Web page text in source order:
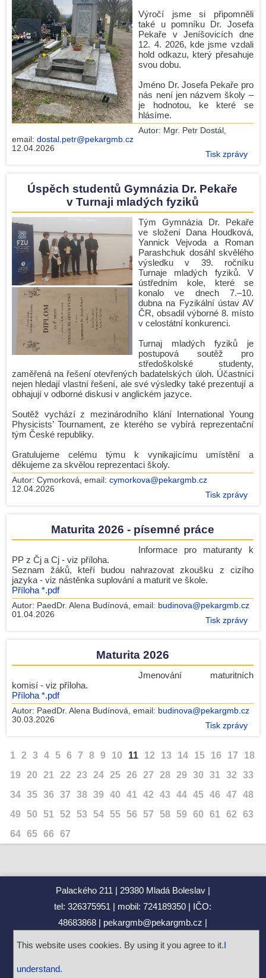
This website uses cookies. By using it you agree to it.I
understand.
Výročí jsme si připomněli
také u pomníku Dr. Josefa
Pekaře v Jeníšovicích dne
12. 4. 2026, kde jsme vzdali
hold odkazu, který přesahuje
svou dobu.
Jméno Dr. Josefa Pekaře pro
nás není jen názvem školy –
je hodnotou, ke které se
hlásíme.
Autor: Mgr. Petr Dostál ,
email: dostal.petr@pekargmb.cz
12.04.2026
Tisk zprávy
Úspěch studentů Gymnázia Dr. Pekaře
v Turnaji mladých fyziků
Tým Gymnázia Dr. Pekaře
ve složení Dana Houdková,
Yannick Vejvoda a Roman
Parashchuk dosáhl skvělého
výsledku v 39. ročníku
Turnaje mladých fyziků. V
ústředním kole, které se
konalo ve dnech 7.–10.
dubna na Fyzikální ústav AV
ČR, obsadil výborné 8. místo
v celostátní konkurenci.
Turnaj mladých fyziků je
postupová soutěž pro
středoškolské studenty,
zaměřená na řešení otevřených badatelských úloh. Účastníci
nejen hledají vlastní řešení, ale své výsledky také prezentují a
obhajují v odborné diskusi v anglickém jazyce.
Soutěž vychází z mezinárodního klání International Young
Physicists’ Tournament, ze kterého se vybírá reprezentační
tým České republiky.
Gratulujeme celému týmu k vynikajícímu umístění a
děkujeme za skvělou reprezentaci školy.
Autor: Cymorková, email: cymorkova@pekargmb.cz
12.04.2026
Tisk zprávy
Maturita 2026 - písemné práce
Informace pro maturanty k
PP z Čj a Cj - viz příloha.
Seznam žáků, kteří budou nahrazovat zkoušku z cizího
jazyka - viz nástěnka suplování a maturit ve škole.
Příloha *.pdf
Autor: PaedDr. Alena Budínová, email: budinova@pekargmb.cz
01.04.2026
Tisk zprávy
Maturita 2026
Jmenování maturitních
komisí - viz příloha.
Příloha *.pdf
Autor: PaedDr. Alena Budínová, email: budinova@pekargmb.cz
30.03.2026
Tisk zprávy
1 2 3 4 5 6 7 8 9 10 11 12 13 14 15 16 17
18
19 20 21 22 23 24 25 26 27 28 29 30 31 32
33
34 35 36 37 38 39 40 41 42 43 44 45 46 47
48
49 50 51 52 53 54 55 56 57 58 59 60 61 62
63
64 65 66 67
Palackého 211
29380 Mladá Boleslav
tel: 326375951
mobil: 724189350
IČO:
48683868
pekargmb@pekargmb.cz